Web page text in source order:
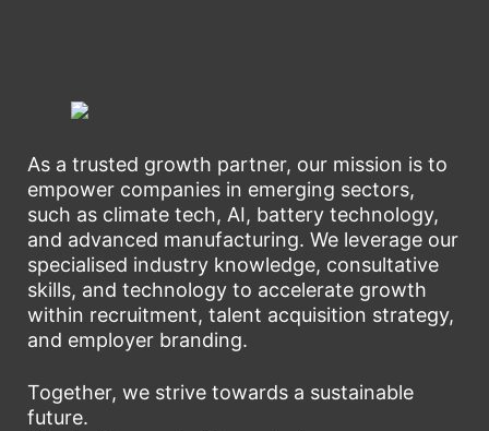
As a trusted growth partner, our mission is to
empower companies in emerging sectors,
such as climate tech, AI, battery technology,
and advanced manufacturing. We leverage our
specialised industry knowledge, consultative
skills, and technology to accelerate growth
within recruitment, talent acquisition strategy,
and employer branding.
Together, we strive towards a sustainable
future.